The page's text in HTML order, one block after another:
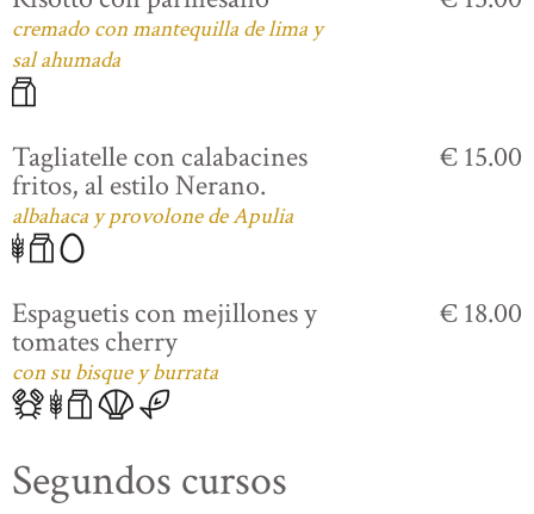
cremado con mantequilla de lima y
sal ahumada
Tagliatelle con calabacines
fritos, al estilo Nerano.
albahaca y provolone de Apulia
€ 15.00
Espaguetis con mejillones y
tomates cherry
con su bisque y burrata
€ 18.00
Segundos cursos